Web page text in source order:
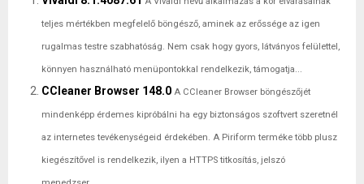
teljes mértékben megfelelő böngésző, aminek az erőssége az igen
rugalmas testre szabhatóság. Nem csak hogy gyors, látványos felülettel,
könnyen használható menüpontokkal rendelkezik, támogatja...
CCleaner Browser 148.0 A CCleaner Browser böngészőjét
mindenképp érdemes kipróbálni ha egy biztonságos szoftvert szeretnél
az internetes tevékenységeid érdekében. A Piriform terméke több plusz
kiegészítővel is rendelkezik, ilyen a HTTPS titkosítás, jelszó